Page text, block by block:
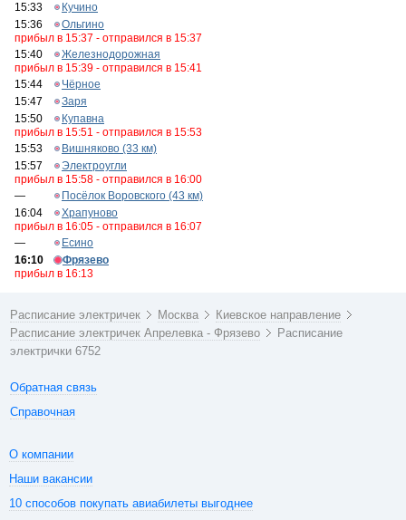
15:33
Кучино
15:36
Ольгино
прибыл в 15:37 - отправился в 15:37
15:40
Железнодорожная
прибыл в 15:39 - отправился в 15:41
15:44
Чёрное
15:47
Заря
15:50
Купавна
прибыл в 15:51 - отправился в 15:53
15:53
Вишняково (33 км)
15:57
Электроугли
прибыл в 15:58 - отправился в 16:00
—
Посёлок Воровского (43 км)
16:04
Храпуново
прибыл в 16:05 - отправился в 16:07
—
Есино
16:10
Фрязево
прибыл в 16:13
Расписание электричек Москва
Киевское направление
Расписание электричек Апрелевка - Фрязево
Расписание
электрички 6752
Обратная связь
Справочная
О компании
Наши вакансии
10 способов покупать авиабилеты выгоднее